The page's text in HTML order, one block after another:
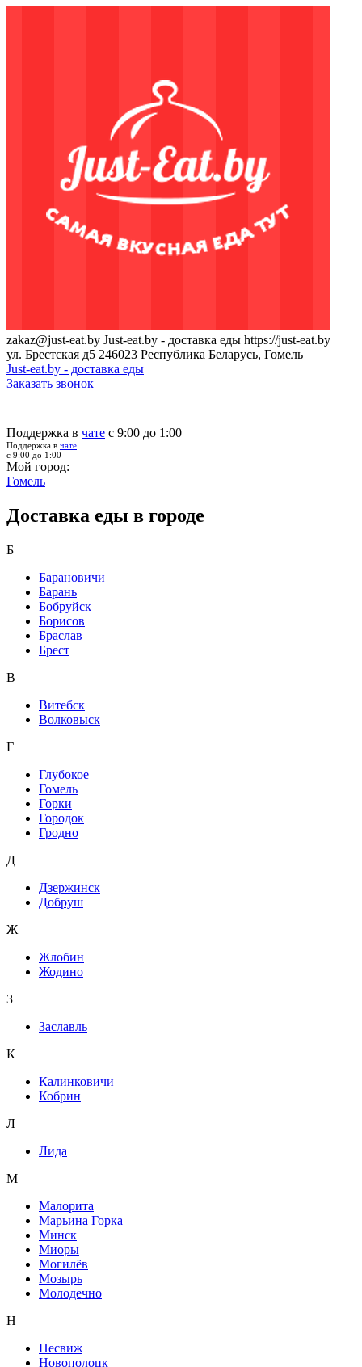
zakaz@just-eat.by Just-eat.by - доставка еды https://just-eat.by
ул. Брестская д5 246023 Республика Беларусь, Гомель
Just-eat.by - доставка еды
Заказать звонок
Поддержка в чате с 9:00 до 1:00
Поддержка в чате
с 9:00 до 1:00
Мой город:
Гомель
Доставка еды в городе
Б
Барановичи
Барань
Бобруйск
Борисов
Браслав
Брест
В
Витебск
Волковыск
Г
Глубокое
Гомель
Горки
Городок
Гродно
Д
Дзержинск
Добруш
Ж
Жлобин
Жодино
З
Заславль
К
Калинковичи
Кобрин
Л
Лида
М
Малорита
Марьина Горка
Минск
Миоры
Могилёв
Мозырь
Молодечно
Н
Несвиж
Новополоцк